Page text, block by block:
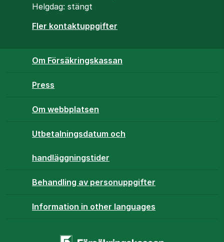
Helgdag: stängt
Fler kontaktuppgifter
Om Försäkringskassan
Press
Om webbplatsen
Utbetalningsdatum och
handläggningstider
Behandling av personuppgifter
Information in other languages